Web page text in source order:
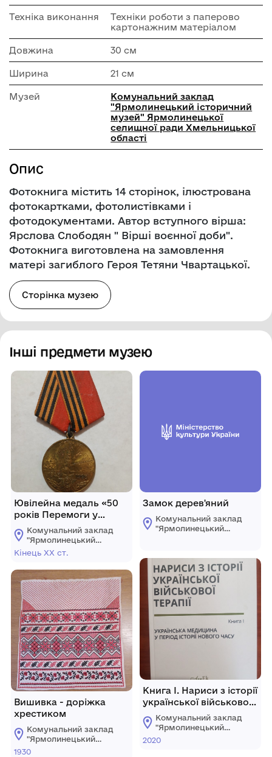
Техніка виконання
Техніки роботи з паперово
картонажним матеріалом
Довжина 30 см
Ширина 21 см
Музей
Комунальний заклад
"Ярмолинецький історичний
музей" Ярмолинецької
селищної ради Хмельницької
області
Опис
Фотокнига містить 14 сторінок, ілюстрована
фотокартками, фотолистівками і
фотодокументами. Автор вступного вірша:
Ярслова Слободян " Вірші воєнної доби".
Фотокнига виготовлена на замовлення
матері загиблого Героя Тетяни Чвартацької.
Сторінка музею
Інші предмети музею
Ювілейна медаль «50
років Перемоги у
Великій Вітчизняній
війні 1941—1945 рр.»
Комунальний заклад
"Ярмолинецький
історичний музей"
Ярмолинецької
селищної ради
Хмельницької
області
Кінець ХХ ст.
Вишивка - доріжка
хрестиком
Комунальний заклад
"Ярмолинецький
історичний музей"
1930
Замок дерев'яний
Комунальний заклад
"Ярмолинецький
селищної ради
Хмельницької
області
Книга І. Нариси з історії
української військової
терапії. Українська
медицина у період
історії нового часу.
Комунальний заклад
"Ярмолинецький
історичний музей"
2020